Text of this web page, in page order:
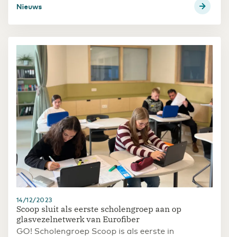
Nieuws
14/12/2023
Scoop sluit als eerste scholengroep aan op
glasvezelnetwerk van Eurofiber
GO! Scholengroep Scoop is als eerste in